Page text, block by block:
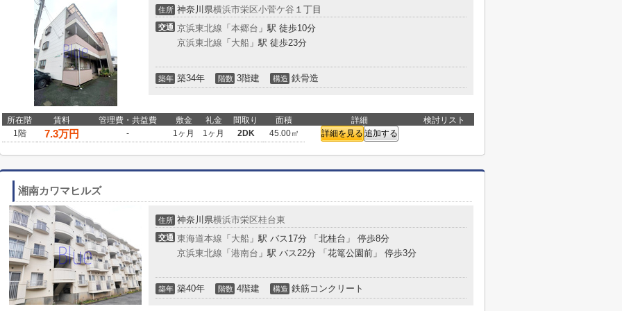
住所 神奈川県横浜市栄区小菅ケ谷 １丁目
交通 京浜東北線 「 本郷台 」駅 徒歩10分
京浜東北線 「 大船 」駅 徒歩23分
築年 築34年 階数 3階建 構造 鉄骨造
所在階 賃料 管理費・共益費 敷金 礼金 間取り 面積 詳細
検討リスト
1階
7.3万円 - 1ヶ月 1ヶ月 2DK 45.00㎡ 詳細を見る 追加する
湘南カワマヒルズ
住所 神奈川県横浜市栄区桂台東
交通 東海道本線 「 大船 」駅 バス17分 「北桂台」 停歩8分
京浜東北線 「 港南台 」駅 バス22分 「花篭公園前」 停歩3分
築年 築40年 階数 4階建 構造 鉄筋コンクリート